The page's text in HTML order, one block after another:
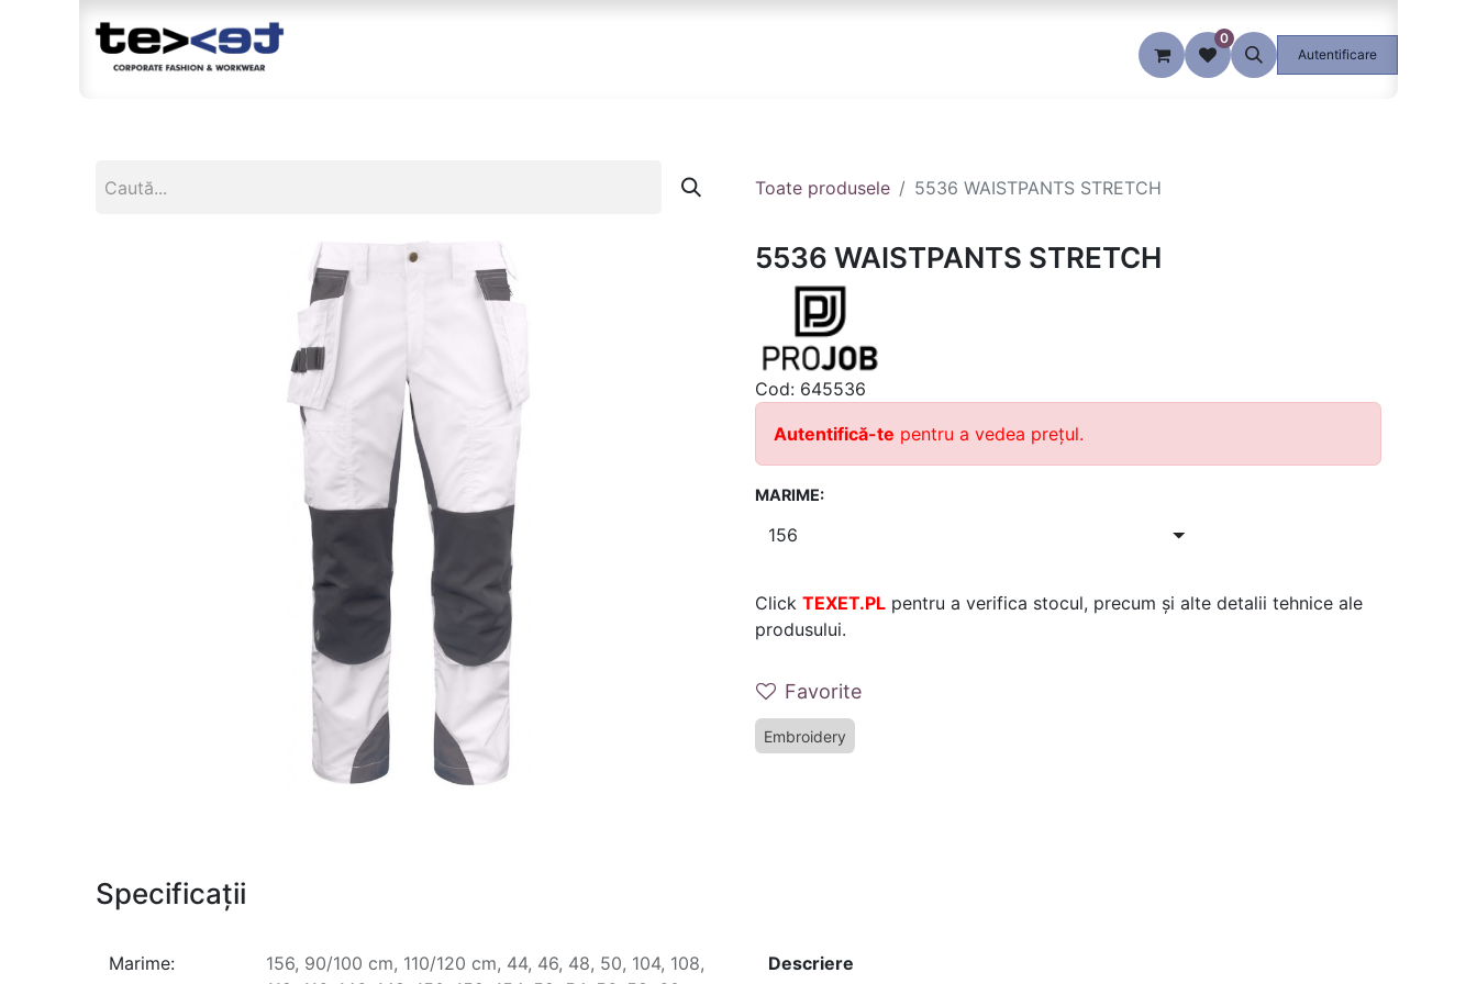
0
Autentificare
Toate produsele 5536 WAISTPANTS STRETCH
5536 WAISTPANTS STRETCH
Cod: 645536
Autentifică-te pentru a vedea prețul.
MARIME:
Click TEXET.PL pentru a verifica stocul, precum și alte detalii tehnice ale
produsului.
Favorite
Embroidery
Specificații
Marime: 156, 90/100 cm, 110/120 cm, 44, 46, 48, 50, 104, 108,
Descriere